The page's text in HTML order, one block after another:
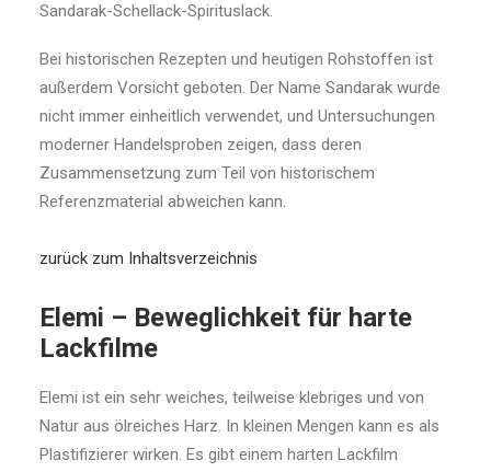
Sandarak-Schellack-Spirituslack.
Bei historischen Rezepten und heutigen Rohstoffen ist
außerdem Vorsicht geboten. Der Name Sandarak wurde
nicht immer einheitlich verwendet, und Untersuchungen
moderner Handelsproben zeigen, dass deren
Zusammensetzung zum Teil von historischem
Referenzmaterial abweichen kann.
zurück zum Inhaltsverzeichnis
Elemi – Beweglichkeit für harte
Lackfilme
Elemi ist ein sehr weiches, teilweise klebriges und von
Natur aus ölreiches Harz. In kleinen Mengen kann es als
Plastifizierer wirken. Es gibt einem harten Lackfilm